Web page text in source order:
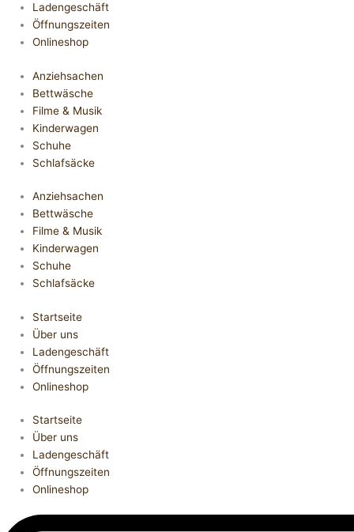
Ladengeschäft
Öffnungszeiten
Onlineshop
Anziehsachen
Bettwäsche
Filme & Musik
Kinderwagen
Schuhe
Schlafsäcke
Anziehsachen
Bettwäsche
Filme & Musik
Kinderwagen
Schuhe
Schlafsäcke
Startseite
Über uns
Ladengeschäft
Öffnungszeiten
Onlineshop
Startseite
Über uns
Ladengeschäft
Öffnungszeiten
Onlineshop